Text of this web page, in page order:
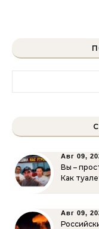
Авг 09,
Вы –
Как
Авг 09,